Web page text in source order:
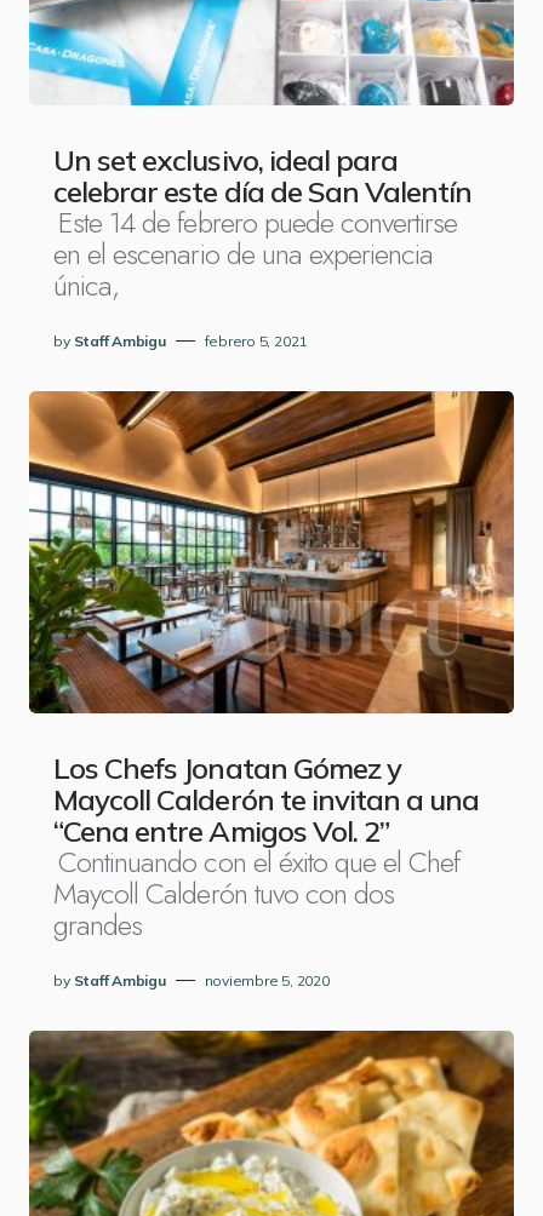
Un set exclusivo, ideal para
celebrar este día de San Valentín
Este 14 de febrero puede convertirse
en el escenario de una experiencia
única,
by Staff Ambigu febrero 5, 2021
Los Chefs Jonatan Gómez y
Maycoll Calderón te invitan a una
“Cena entre Amigos Vol. 2”
Continuando con el éxito que el Chef
Maycoll Calderón tuvo con dos
grandes
by Staff Ambigu noviembre 5, 2020